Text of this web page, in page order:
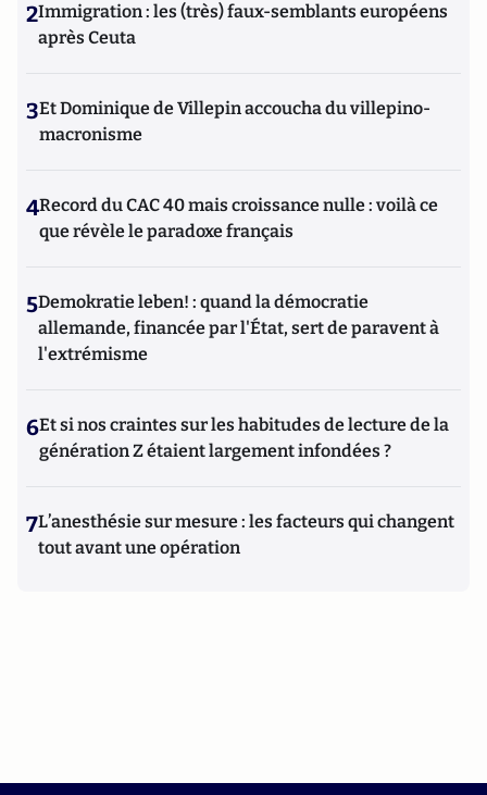
2Immigration : les (très) faux-semblants européens
après Ceuta
3Et Dominique de Villepin accoucha du villepino-
macronisme
4Record du CAC 40 mais croissance nulle : voilà ce
que révèle le paradoxe français
5Demokratie leben! : quand la démocratie
allemande, financée par l'État, sert de paravent à
l'extrémisme
6Et si nos craintes sur les habitudes de lecture de la
génération Z étaient largement infondées ?
7L’anesthésie sur mesure : les facteurs qui changent
tout avant une opération